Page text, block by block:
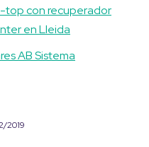
top con recuperador
en Lleida
AB Sistema
2019